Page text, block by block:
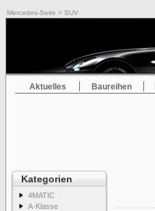
Mercedes-Seite > SUV
Aktuelles Baureihen
Kategorien
4MATIC
A-Klasse